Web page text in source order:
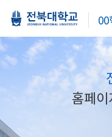
00
홈페이